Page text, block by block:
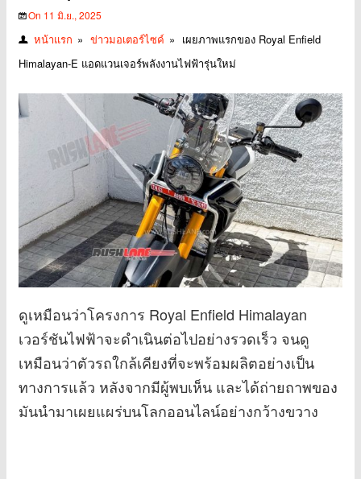
On 11 มิ.ย., 2025
หน้าแรก » ข่าวมอเตอร์ไซค์ » เผยภาพแรกของ Royal Enfield
Himalayan-E แอดแวนเจอร์พลังงานไฟฟ้ารุ่นใหม่
ดูเหมือนว่าโครงการ Royal Enfield Himalayan
เวอร์ชันไฟฟ้าจะดำเนินต่อไปอย่างรวดเร็ว จนดู
เหมือนว่าตัวรถใกล้เคียงที่จะพร้อมผลิตอย่างเป็น
ทางการแล้ว หลังจากมีผู้พบเห็น และได้ถ่ายถาพของ
มันนำมาเผยแผร่บนโลกออนไลน์อย่างกว้างขวาง